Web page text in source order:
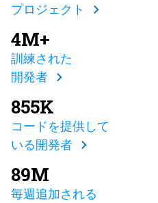
プロジェクト
4M+
訓練された
開発者
855K
コードを提供して
いる開発者
89M
毎週追加される